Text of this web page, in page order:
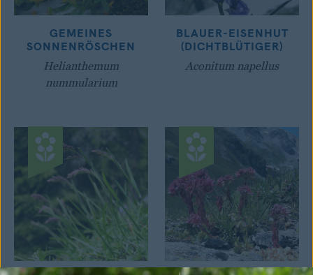
GEMEINES
SONNENRÖSCHEN
Helianthemum
nummularium
BLAUER-EISENHUT
(DICHTBLÜTIGER)
Aconitum napellus